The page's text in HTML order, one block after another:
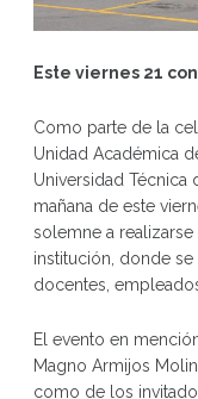
Este viernes 21
Como parte de la
Unidad Académica
Universidad Técnica
mañana de este
solemne a
institución, donde
docentes,
El evento en
Magno Armijos
como de los